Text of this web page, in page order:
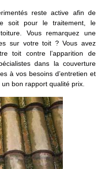
reste active afin de
soit pour le traitement, le
Vous remarquez une
sur votre toit ? Vous avez
toit contre l’apparition de
dans la couverture
à vos besoins d’entretien et
bon rapport qualité prix.